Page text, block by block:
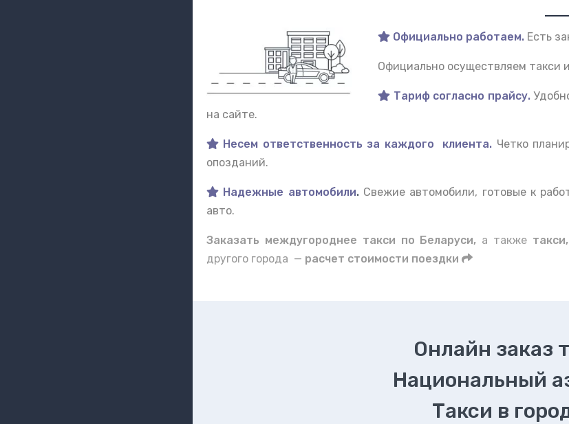
Официально работаем. Есть
Официально осуществляем такси
Тариф согласно прайсу.
на сайте.
Несем ответственность за каждого клиента. Четко
опозданий.
Надежные автомобили. Свежие автомобили, готовые к
авто.
Заказать междугороднее такси по Беларуси, а также
другого города — расчет стоимости поездки
Онлайн заказ
Национальный
Такси в